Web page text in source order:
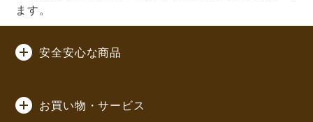
ます。
安全安心な商品
お買い物・サービス